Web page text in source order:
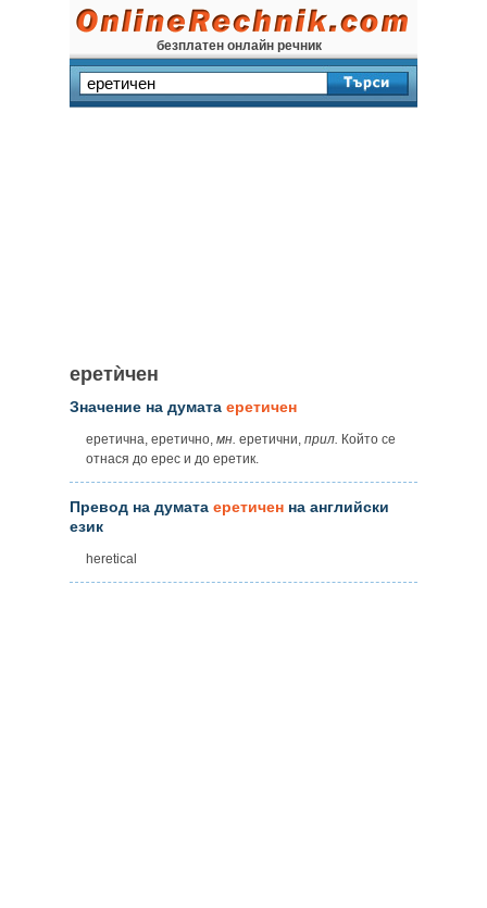
безплатен онлайн речник
еретѝчен
Значение на думата еретичен
еретична, еретично, мн. еретични, прил. Който се
отнася до ерес и до еретик.
Превод на думата еретичен на английски
език
heretical